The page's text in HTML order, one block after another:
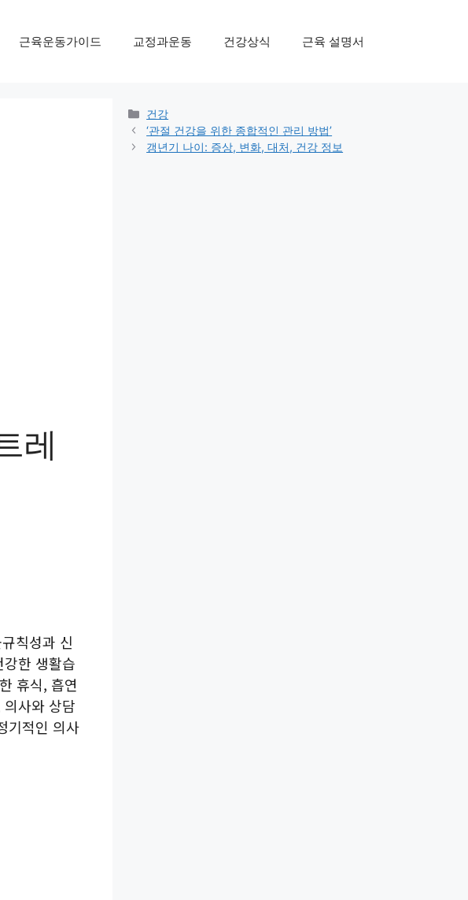
근육운동가이드 교정과운동 건강상식 근육 설명서
레
칙성과 신
한 생활습
휴식, 흡연
사와 상담
기적인 의사
Categories
건강
‘관절 건강을 위한 종합적인 관리 방법’
갱년기 나이: 증상, 변화, 대처, 건강 정보